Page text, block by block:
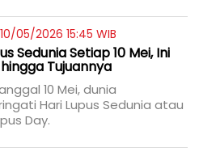
05/2026 15:45 WIB
Sedunia Setiap 10 Mei, Ini
Tujuannya
10 Mei, dunia
Hari Lupus Sedunia atau
Day.